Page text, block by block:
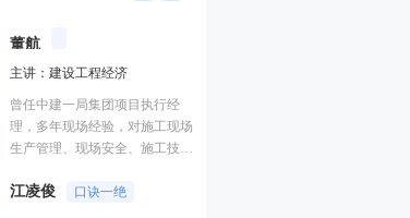
董航
主讲：建设工程经济
曾任中建一局集团项目执行经
理，多年现场经验，对施工现场
生产管理、现场安全、施工技术
安全工程师执业资格考试方面，
江凌俊 口诀一绝